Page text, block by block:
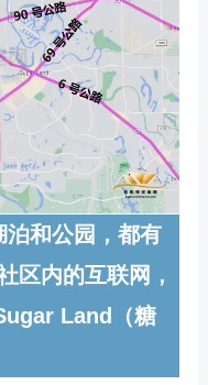
和公园，都有
区内的互联网，
Land（糖